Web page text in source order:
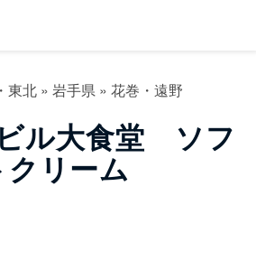
東北» 岩手県» 花巻・遠野
ル大食堂 ソフ
クリーム